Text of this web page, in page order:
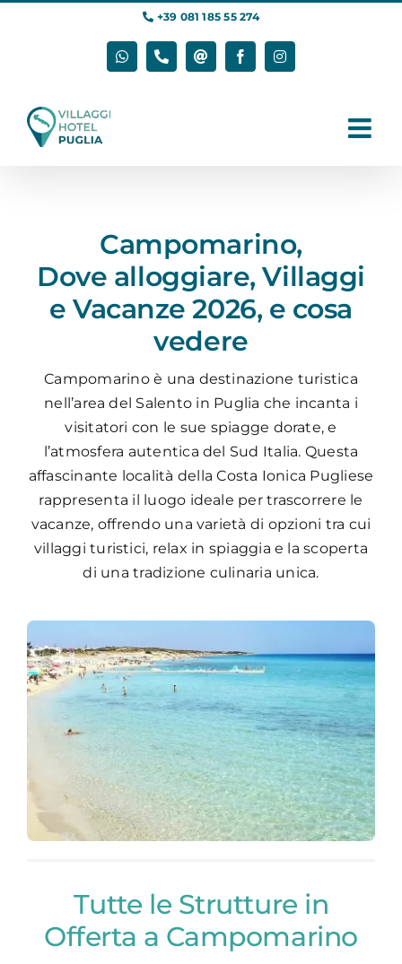
+39 081 185 55 274
WhatsAppPhoneEmail FacebookInstagram
Campomarino,
Dove alloggiare, Villaggi
e Vacanze 2026, e cosa
vedere
Campomarino è una destinazione turistica
nell’area del Salento in Puglia che incanta i
visitatori con le sue spiagge dorate, e
l’atmosfera autentica del Sud Italia. Questa
affascinante località della Costa Ionica Pugliese
rappresenta il luogo ideale per trascorrere le
vacanze, offrendo una varietà di opzioni tra cui
villaggi turistici, relax in spiaggia e la scoperta
di una tradizione culinaria unica.
Tutte le Strutture in
Offerta a Campomarino